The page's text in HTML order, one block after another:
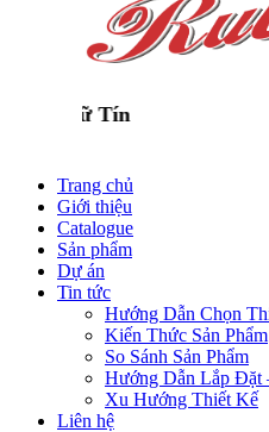
Trang chủ
Giới thiệu
Catalogue
Sản phẩm
Dự án
Tin tức
Hướng Dẫn Chọn
Kiến Thức Sản Phẩm
So Sánh Sản Phẩm
Hướng Dẫn Lắp Đặt
Xu Hướng Thiết Kế
Liên hệ